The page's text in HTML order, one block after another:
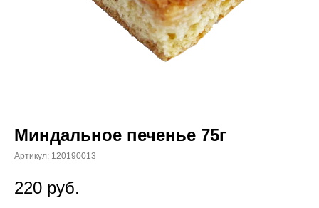
Миндальное печенье 75г
Артикул: 120190013
220 руб.